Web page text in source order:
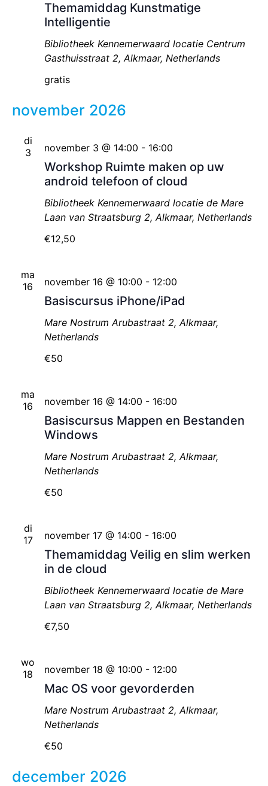
Themamiddag Kunstmatige
Intelligentie
Bibliotheek Kennemerwaard locatie Centrum
Gasthuisstraat 2, Alkmaar, Netherlands
gratis
november 2026
di
3
Workshop Ruimte maken op uw
android telefoon of cloud
november 3 @ 14:00 - 16:00
Bibliotheek Kennemerwaard locatie de Mare
Laan van Straatsburg 2, Alkmaar, Netherlands
€12,50
ma
16
Basiscursus iPhone/iPad
november 16 @ 10:00 - 12:00
Mare NostrumArubastraat 2, Alkmaar,
Netherlands
€50
ma
16
Basiscursus Mappen en Bestanden
Windows
november 16 @ 14:00 - 16:00
Mare NostrumArubastraat 2, Alkmaar,
Netherlands
€50
di
17
Themamiddag Veilig en slim werken
in de cloud
november 17 @ 14:00 - 16:00
Bibliotheek Kennemerwaard locatie de Mare
Laan van Straatsburg 2, Alkmaar, Netherlands
€7,50
wo
18
Mac OS voor gevorderden
november 18 @ 10:00 - 12:00
Mare NostrumArubastraat 2, Alkmaar,
Netherlands
€50
december 2026